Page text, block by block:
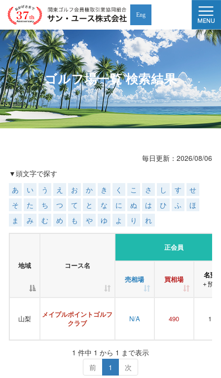
Eng
ゴルフ場一覧 検索結果
毎日更新：2026/08/06
▼頭文字で探す
あ
い う え お か き く こ さ し す
せ
そ
た ち つ て と な に ぬ は ひ ふ
ほ
ま
み む め も や ゆ よ り れ
地域 コース名
正会員
売相場 買相場 名変
＋預
山梨
メイプルポイントゴルフ
クラブ
N/A 490 110
1 件中 1 から 1 まで表示
前
1 次